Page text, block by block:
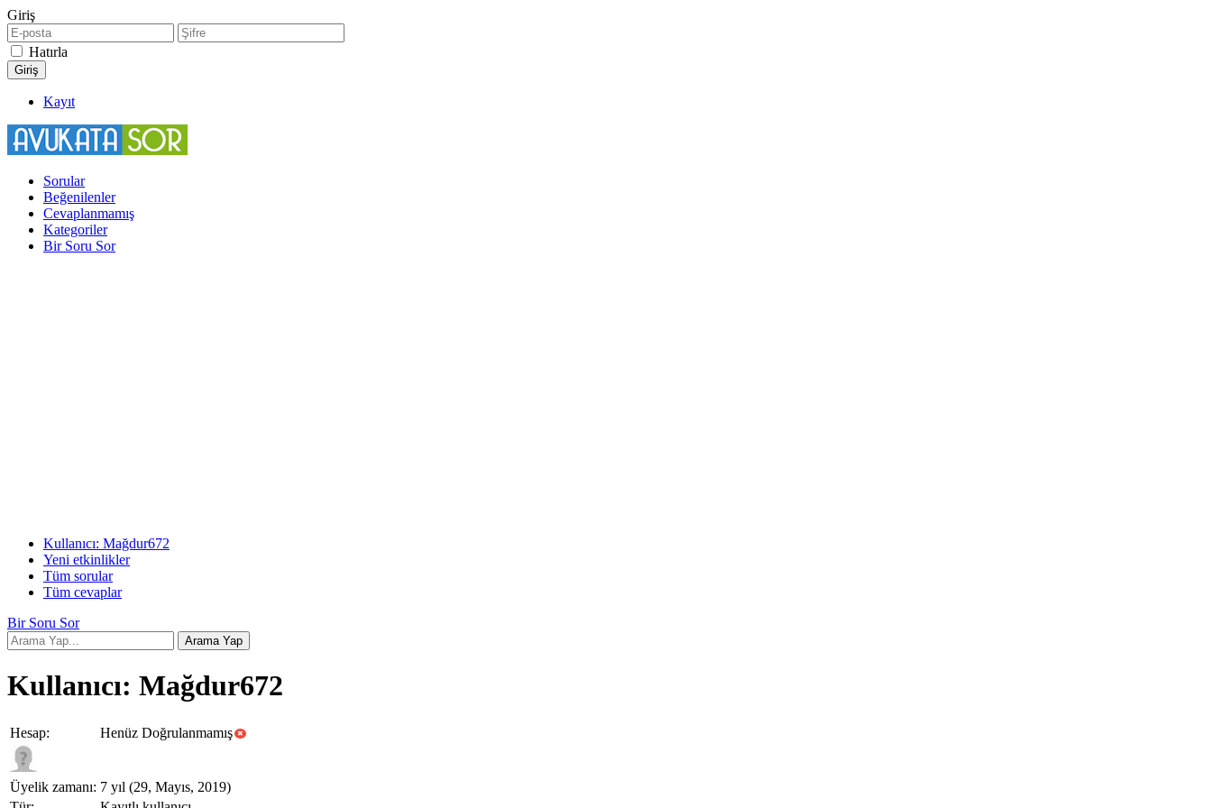
Giriş
Hatırla
Kayıt
Sorular
Beğenilenler
Cevaplanmamış
Kategoriler
Bir Soru Sor
Kullanıcı: Mağdur672
Yeni etkinlikler
Tüm sorular
Tüm cevaplar
Bir Soru Sor
Kullanıcı: Mağdur672
Hesap: Henüz Doğrulanmamış
Üyelik zamanı: 7 yıl (29, Mayıs, 2019)